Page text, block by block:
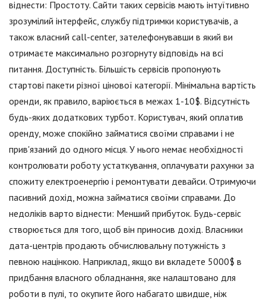
віднести: Простоту. Сайти таких сервісів мають інтуїтивно
зрозумілий інтерфейс, службу підтримки користувачів, а
також власний call-center, зателефонувавши в який ви
отримаєте максимально розгорнуту відповідь на всі
питання. Доступність. Більшість сервісів пропонують
стартові пакети різної цінової категорії. Мінімальна вартість
оренди, як правило, варіюється в межах 1-10$. Відсутність
будь-яких додаткових турбот. Користувач, який оплатив
оренду, може спокійно займатися своїми справами і не
прив'язаний до одного місця. У нього немає необхідності
контролювати роботу устаткування, оплачувати рахунки за
спожиту електроенергію і ремонтувати девайси. Отримуючи
пасивний дохід, можна займатися своїми справами. До
недоліків варто віднести: Менший прибуток. Будь-сервіс
створюється для того, щоб він приносив дохід. Власники
дата-центрів продають обчислювальну потужність з
певною націнкою. Наприклад, якщо ви вкладете 5000$ в
придбання власного обладнання, яке налаштовано для
роботи в пулі, то окупите його набагато швидше, ніж